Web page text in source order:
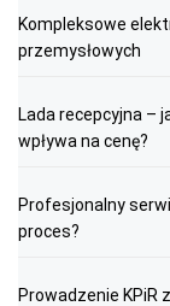
Kompleksowe
przemysłowych
Lada recepcyjna –
wpływa na cenę?
Profesjonalny
proces?
Prowadzenie KPiR